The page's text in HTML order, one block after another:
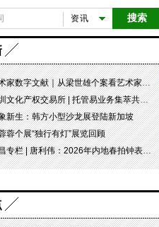
搜索
资讯
数字文献｜从梁世雄个案看艺术家艺术数字文献的重要性和紧迫性
文化产权交易所 | 托管易业务集萃共赏 吉光瓷影
新生：韩方小型沙龙展登陆新加坡
蓉个展“独行有灯”展览回顾
| 唐利伟：2026年内地春拍钟表市场观察 赛道重构、圈层分化与收藏逻辑迭代